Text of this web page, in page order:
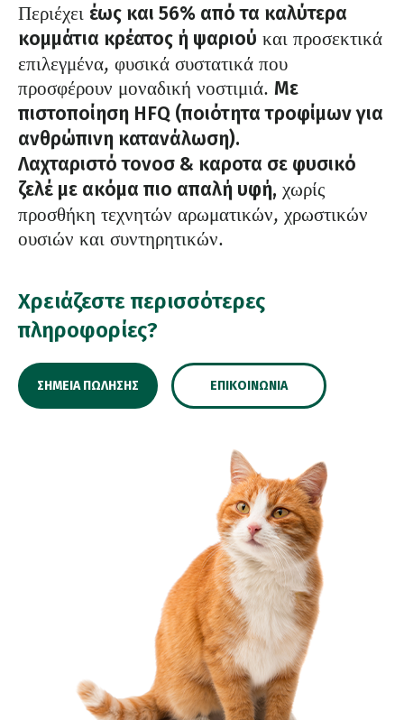
Περιέχει έως και 56% από τα καλύτερα
κομμάτια κρέατος ή ψαριού και προσεκτικά
επιλεγμένα, φυσικά συστατικά που
προσφέρουν μοναδική νοστιμιά. Με
πιστοποίηση HFQ (ποιότητα τροφίμων για
ανθρώπινη κατανάλωση).
Λαχταριστό τονοσ & καροτα σε φυσικό
ζελέ με ακόμα πιο απαλή υφή, χωρίς
προσθήκη τεχνητών αρωματικών, χρωστικών
ουσιών και συντηρητικών.
Χρειάζεστε περισσότερες
πληροφορίες?
ΣΗΜΕΊΑ ΠΏΛΗΣΗΣ ΕΠΙΚΟΙΝΩΝΊΑ